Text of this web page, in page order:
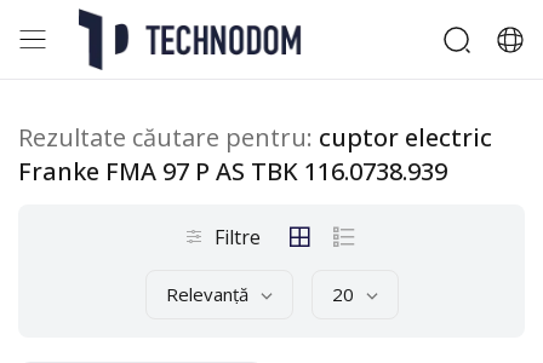
Rezultate căutare pentru: cuptor electric
Franke FMA 97 P AS TBK 116.0738.939
Filtre
Relevanță 20